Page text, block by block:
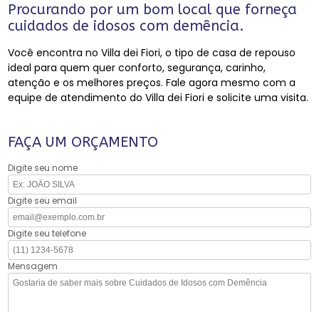
Procurando por um bom local que forneça
cuidados de idosos com demência.
Você encontra no Villa dei Fiori, o tipo de casa de repouso
ideal para quem quer conforto, segurança, carinho,
atenção e os melhores preços. Fale agora mesmo com a
equipe de atendimento do Villa dei Fiori e solicite uma visita.
FAÇA UM ORÇAMENTO
Digite seu nome
Digite seu email
Digite seu telefone
Mensagem